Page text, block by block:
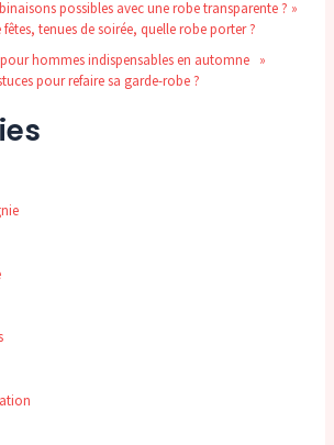
possibles avec une robe transparente ? »
fêtes, tenues de soirée, quelle robe porter ?
hommes indispensables en automne »
pour refaire sa garde-robe ?